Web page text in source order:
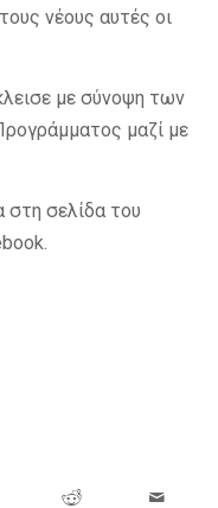
νέους αυτές οι
με σύνοψη των
μαζί με
στη σελίδα του